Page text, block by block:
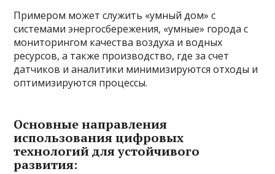
Примером может служить «умный дом» с
системами энергосбережения, «умные» города с
мониторингом качества воздуха и водных
ресурсов, а также производство, где за счет
датчиков и аналитики минимизируются отходы и
оптимизируются процессы.
Основные направления
использования цифровых
технологий для устойчивого
развития: